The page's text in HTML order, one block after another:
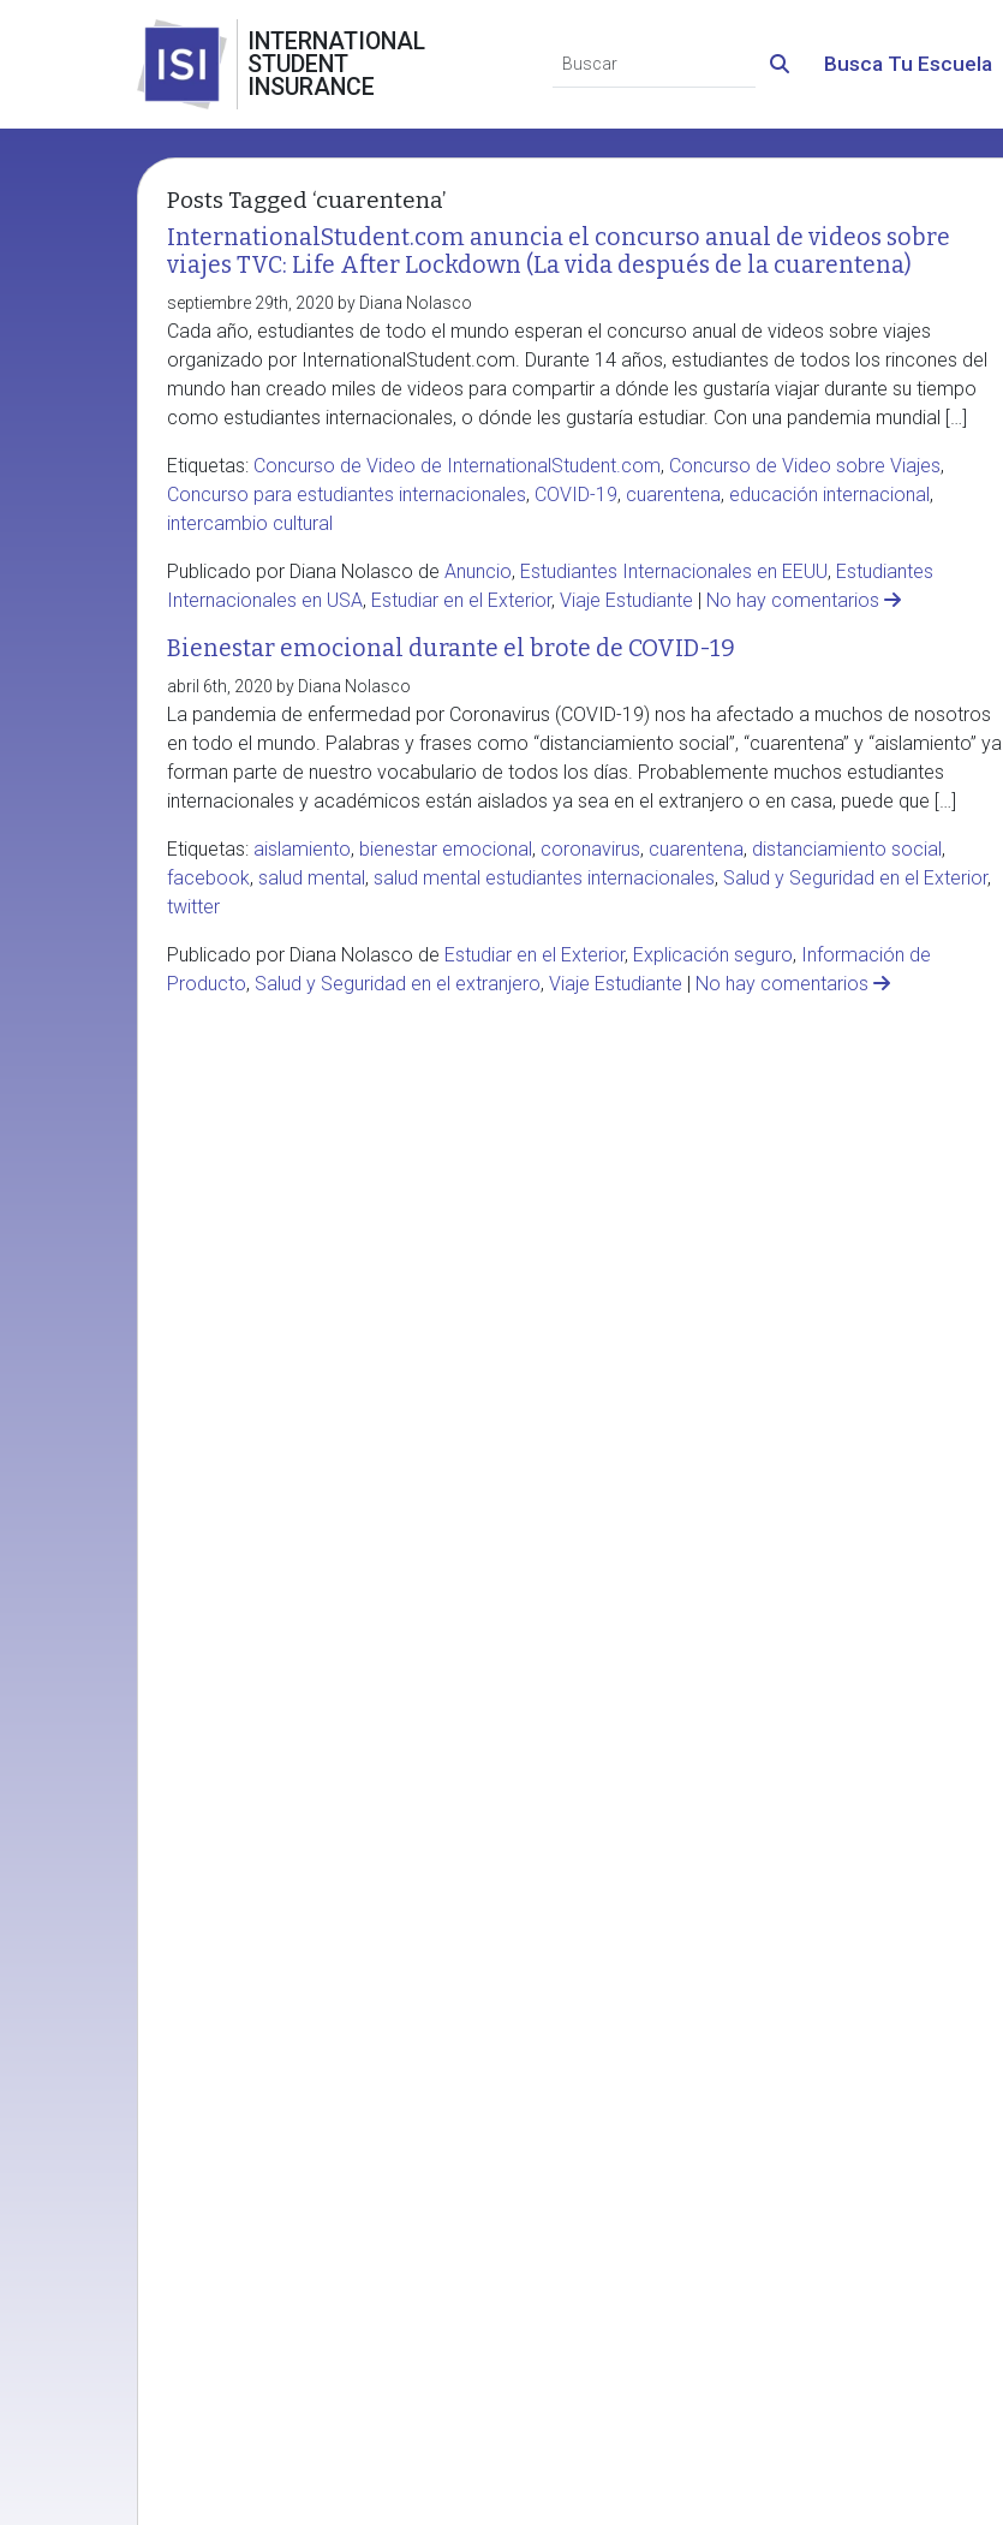
INTERNATIONAL
STUDENT
INSURANCE
Busca Tu Escuela
Posts Tagged ‘cuarentena’
InternationalStudent.com anuncia el concurso anual de videos sobre
viajes TVC: Life After Lockdown (La vida después de la cuarentena)
septiembre 29th, 2020 by Diana Nolasco
Cada año, estudiantes de todo el mundo esperan el concurso anual de videos sobre viajes
organizado por InternationalStudent.com. Durante 14 años, estudiantes de todos los rincones del
mundo han creado miles de videos para compartir a dónde les gustaría viajar durante su tiempo
como estudiantes internacionales, o dónde les gustaría estudiar. Con una pandemia mundial […]
Etiquetas: Concurso de Video de InternationalStudent.com, Concurso de Video sobre Viajes,
Concurso para estudiantes internacionales, COVID-19, cuarentena, educación internacional,
intercambio cultural
Publicado por Diana Nolasco de Anuncio, Estudiantes Internacionales en EEUU, Estudiantes
Internacionales en USA, Estudiar en el Exterior, Viaje Estudiante | No hay comentarios
Bienestar emocional durante el brote de COVID-19
abril 6th, 2020 by Diana Nolasco
La pandemia de enfermedad por Coronavirus (COVID-19) nos ha afectado a muchos de nosotros
en todo el mundo. Palabras y frases como “distanciamiento social”, “cuarentena” y “aislamiento” ya
forman parte de nuestro vocabulario de todos los días. Probablemente muchos estudiantes
internacionales y académicos están aislados ya sea en el extranjero o en casa, puede que […]
Etiquetas: aislamiento, bienestar emocional, coronavirus, cuarentena, distanciamiento social,
facebook, salud mental, salud mental estudiantes internacionales, Salud y Seguridad en el Exterior,
twitter
Publicado por Diana Nolasco de Estudiar en el Exterior, Explicación seguro, Información de
Producto, Salud y Seguridad en el extranjero, Viaje Estudiante | No hay comentarios